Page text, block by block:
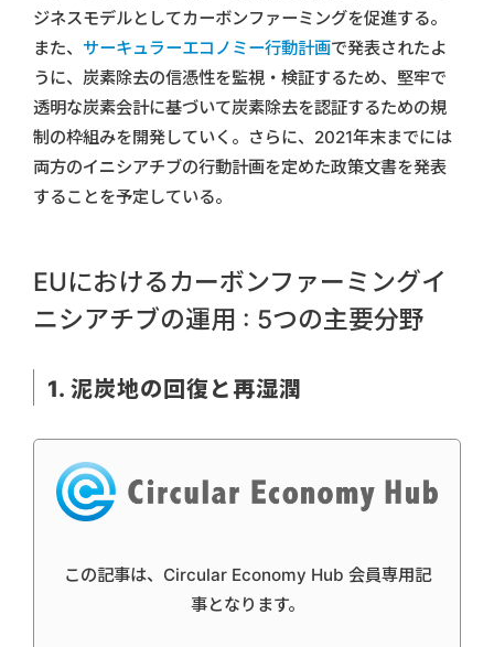
ジネスモデルとしてカーボンファーミングを促進する。
また、 サーキュラーエコノミー行動計画で発表されたよ
うに、炭素除去の信憑性を監視・検証するため、堅牢で
透明な炭素会計に基づいて炭素除去を認証するための規
制の枠組みを開発していく。さらに、2021年末までには
両方のイニシアチブの行動計画を定めた政策文書を発表
することを予定している。
EUにおけるカーボンファーミングイ
ニシアチブの運用 : 5つの主要分野
1. 泥炭地の回復と再湿潤
この記事は、Circular Economy Hub 会員専用記
事となります。